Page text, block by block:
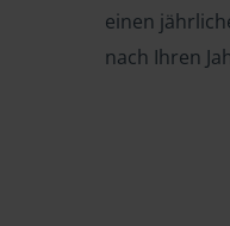
einen
nach Ihren